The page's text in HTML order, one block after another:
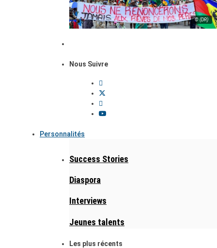
© (DR)
Nous Suivre
Personnalités
Success Stories
Diaspora
Interviews
Jeunes talents
Les plus récents